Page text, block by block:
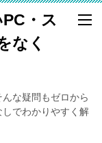
・ス
なく
な疑問もゼロから
でわかりやすく解